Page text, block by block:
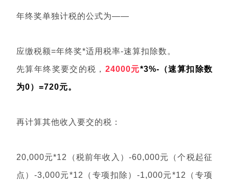
年终奖单独计税的公式为——
应缴税额=年终奖*适用税率-速算扣除数。
先算年终奖要交的税， 24000元*3%-（速算扣除数
为0）=720元。
再计算其他收入要交的税：
20,000元*12（税前年收入）-60,000元（个税起征
点）-3,000元*12（专项扣除）-1,000元*12（专项